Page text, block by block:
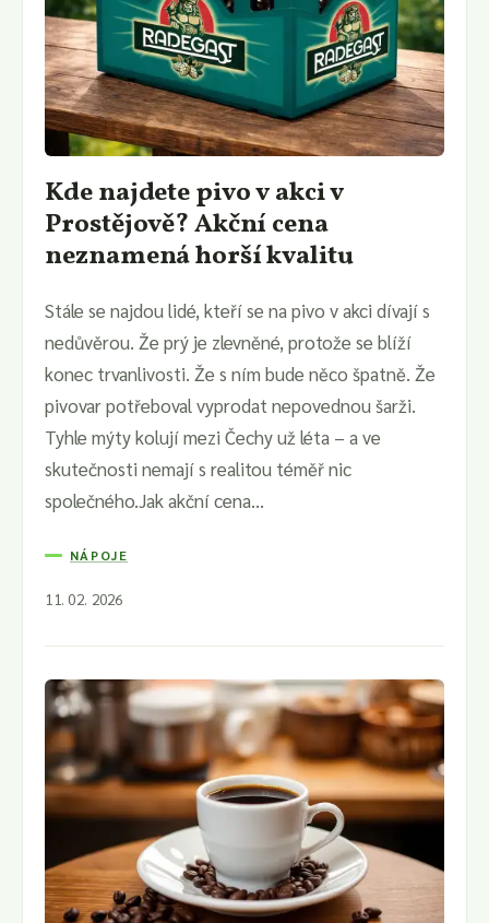
Kde najdete pivo v akci v
Prostějově? Akční cena
neznamená horší kvalitu
Stále se najdou lidé, kteří se na pivo v akci dívají s
nedůvěrou. Že prý je zlevněné, protože se blíží
konec trvanlivosti. Že s ním bude něco špatně. Že
pivovar potřeboval vyprodat nepovednou šarži.
Tyhle mýty kolují mezi Čechy už léta – a ve
skutečnosti nemají s realitou téměř nic
společného.Jak akční cena...
NÁPOJE
11. 02. 2026